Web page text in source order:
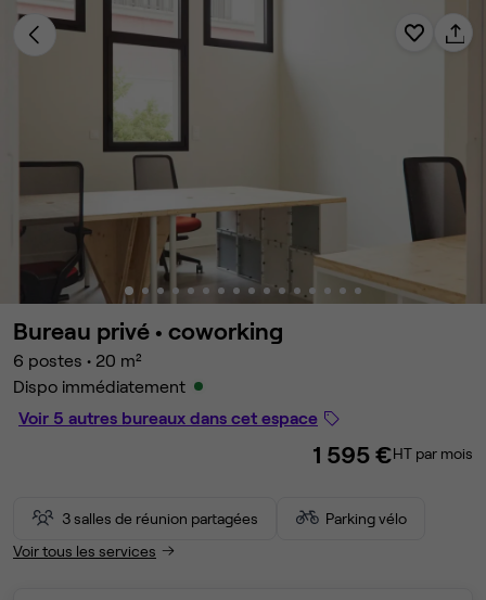
Bureau privé • coworking
6 postes • 20 m²
Dispo immédiatement
Voir 5 autres bureaux dans cet espace
1 595 €HT par mois
3 salles de réunion partagées
Parking vélo
Voir tous les services